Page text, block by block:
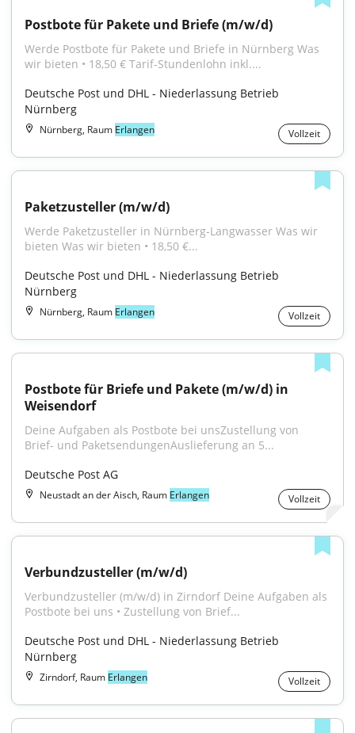
Postbote für Pakete und Briefe (m/w/d)
Werde Postbote für Pakete und Briefe in Nürnberg Was
wir bieten • 18,50 € Tarif-Stundenlohn inkl....
Deutsche Post und DHL - Niederlassung Betrieb
Nürnberg
Nürnberg, Raum Erlangen Vollzeit
Paketzusteller (m/w/d)
Werde Paketzusteller in Nürnberg-Langwasser Was wir
bieten Was wir bieten • 18,50 €...
Deutsche Post und DHL - Niederlassung Betrieb
Nürnberg
Nürnberg, Raum Erlangen Vollzeit
Postbote für Briefe und Pakete (m/w/d) in
Weisendorf
Deine Aufgaben als Postbote bei unsZustellung von
Brief- und PaketsendungenAuslieferung an 5...
Deutsche Post AG
Neustadt an der Aisch, Raum Erlangen Vollzeit
Verbundzusteller (m/w/d)
Verbundzusteller (m/w/d) in Zirndorf Deine Aufgaben als
Postbote bei uns • Zustellung von Brief...
Deutsche Post und DHL - Niederlassung Betrieb
Nürnberg
Zirndorf, Raum Erlangen Vollzeit